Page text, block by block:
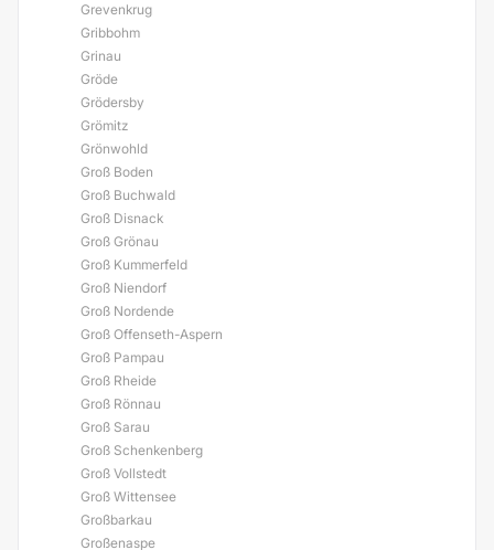
Grevenkrug
Gribbohm
Grinau
Gröde
Grödersby
Grömitz
Grönwohld
Groß Boden
Groß Buchwald
Groß Disnack
Groß Grönau
Groß Kummerfeld
Groß Niendorf
Groß Nordende
Groß Offenseth-Aspern
Groß Pampau
Groß Rheide
Groß Rönnau
Groß Sarau
Groß Schenkenberg
Groß Vollstedt
Groß Wittensee
Großbarkau
Großenaspe